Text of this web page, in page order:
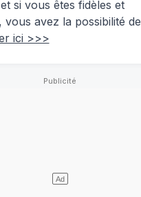
si vous êtes fidèles et
vous avez la possibilité de
ici >>>